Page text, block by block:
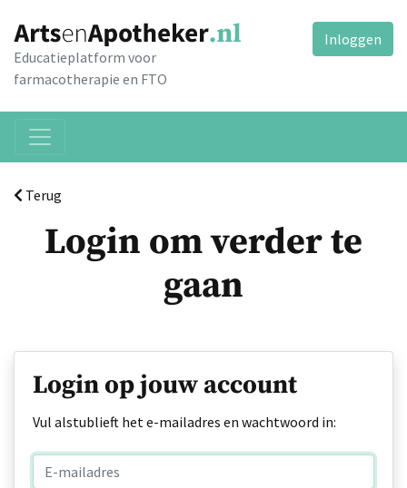
Educatieplatform voor
farmacotherapie en FTO
Inloggen
Terug
Login om verder te
gaan
Login op jouw account
Vul alstublieft het e-mailadres en wachtwoord in: